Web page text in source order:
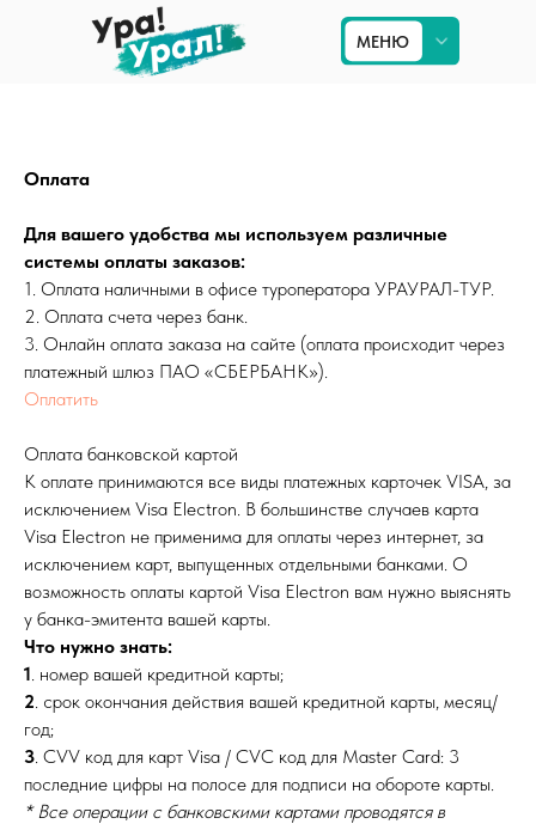
Экскурсии в Екатеринбурге
Туры по России
МЕНЮ
МЕНЮ
Оплата
Для вашего удобства мы используем различные
системы оплаты заказов:
1. Оплата наличными в офисе туроператора УРАУРАЛ-ТУР.
2. Оплата счета через банк.
3. Онлайн оплата заказа на сайте (оплата происходит через
платежный шлюз ПАО «СБЕРБАНК»).
Оплатить
Оплата банковской картой
К оплате принимаются все виды платежных карточек VISA, за
исключением Visa Electron. В большинстве случаев карта
Visa Electron не применима для оплаты через интернет, за
исключением карт, выпущенных отдельными банками. О
возможность оплаты картой Visa Electron вам нужно выяснять
у банка-эмитента вашей карты.
Что нужно знать:
1. номер вашей кредитной карты;
2. cрок окончания действия вашей кредитной карты, месяц/
год;
3. CVV код для карт Visa / CVC код для Master Card: 3
последние цифры на полосе для подписи на обороте карты.
* Все операции с банковскими картами проводятся в